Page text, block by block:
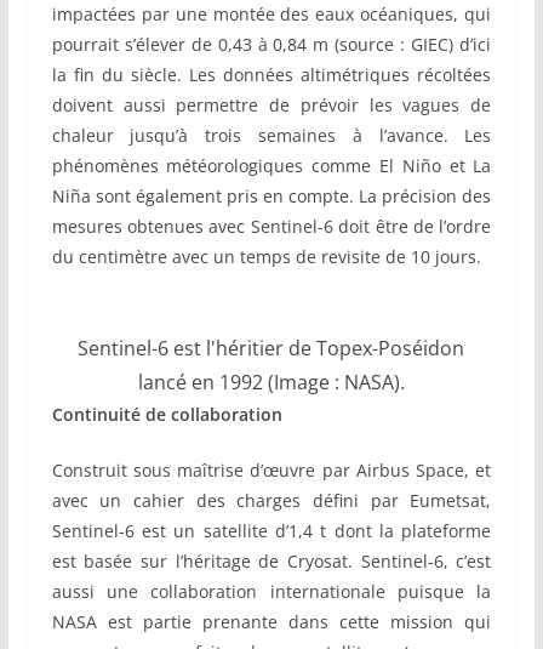
impactées par une montée des eaux océaniques, qui
pourrait s’élever de 0,43 à 0,84 m (source : GIEC) d’ici
la fin du siècle. Les données altimétriques récoltées
doivent aussi permettre de prévoir les vagues de
chaleur jusqu’à trois semaines à l’avance. Les
phénomènes météorologiques comme El Niño et La
Niña sont également pris en compte. La précision des
mesures obtenues avec Sentinel-6 doit être de l’ordre
du centimètre avec un temps de revisite de 10 jours.
Sentinel-6 est l'héritier de Topex-Poséidon
lancé en 1992 (Image : NASA).
Continuité de collaboration
Construit sous maîtrise d’œuvre par Airbus Space, et
avec un cahier des charges défini par Eumetsat,
Sentinel-6 est un satellite d’1,4 t dont la plateforme
est basée sur l’héritage de Cryosat. Sentinel-6, c’est
aussi une collaboration internationale puisque la
NASA est partie prenante dans cette mission qui